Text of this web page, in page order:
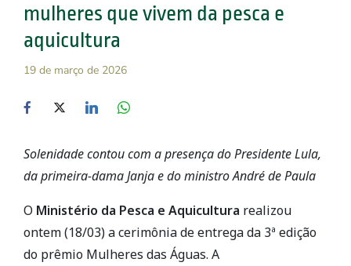
mulheres que vivem da pesca e
aquicultura
19 de março de 2026
Solenidade contou com a presença do Presidente Lula,
da primeira-dama Janja e do ministro André de Paula
O Ministério da Pesca e Aquicultura realizou
ontem (18/03) a cerimônia de entrega da 3ª edição
do prêmio Mulheres das Águas. A